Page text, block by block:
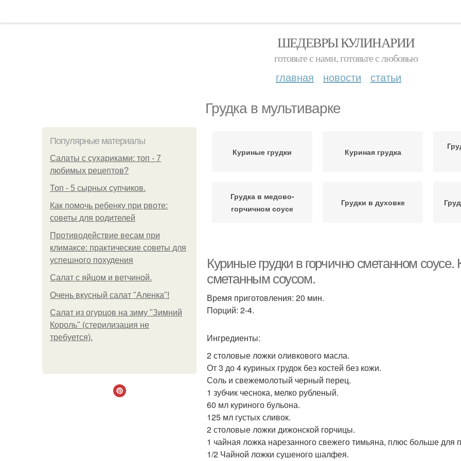
ШЕДЕВРЫ КУЛИНАРИИ
готовьте с нами, готовьте с любовью
главная новости статьи
Грудка в мультиварке
Популярные материалы
Салаты с сухариками: топ - 7
любимых рецептов?
Топ - 5 сырных супчиков.
Как помочь ребенку при рвоте:
советы для родителей
Противодействие весам при
климаксе: практические советы для
успешного похудения
Салат с яйцом и ветчиной.
Очень вкусный салат "Аленка"!
Салат из огурцов на зиму "Зимний
Король" (стерилизация не
требуется).
Куриные грудки Куриная грудка
Грудка в медово-
горчичном соусе
Грудки в духовке
Грудка с шампиньонами
Сочная грудка
Блюда из куриной
грудки
Грудка в фольге Грудка в кефире
Куриные грудки в горчично сметанном соусе.
сметанным соусом.
Время приготовления: 20 мин.
Порций: 2-4.
Ингредиенты:
2 столовые ложки оливкового масла.
От 3 до 4 куриных грудок без костей без кожи.
Соль и свежемолотый черный перец.
1 зубчик чеснока, мелко рубленый.
60 мл куриного бульона.
125 мл густых сливок.
2 столовые ложки дижонской горчицы.
1 чайная ложка нарезанного свежего тимьяна, плюс больше для
1/2 Чайной ложки сушеного шалфея.